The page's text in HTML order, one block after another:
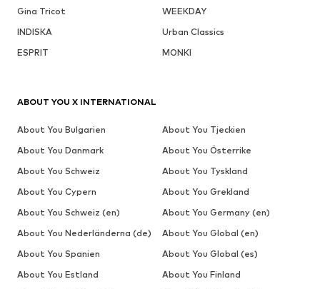
Gina Tricot
WEEKDAY
INDISKA
Urban Classics
ESPRIT
MONKI
ABOUT YOU X INTERNATIONAL
About You Bulgarien
About You Tjeckien
About You Danmark
About You Österrike
About You Schweiz
About You Tyskland
About You Cypern
About You Grekland
About You Schweiz (en)
About You Germany (en)
About You Nederländerna (de)
About You Global (en)
About You Spanien
About You Global (es)
About You Estland
About You Finland